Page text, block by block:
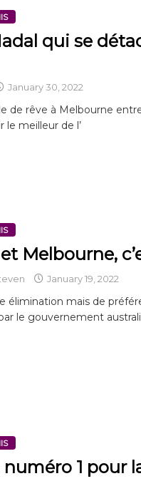
qui se
January 30, 2022
de rêve à Melbourne
le meilleur de l’
Melbourne,
January 19, 2022
élimination mais de
le gouvernement
numéro 1 pour